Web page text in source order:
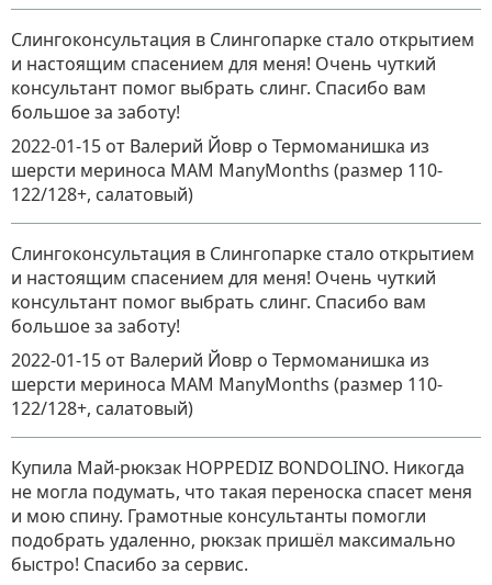
Слингоконсультация в Слингопарке стало открытием
и настоящим спасением для меня! Очень чуткий
консультант помог выбрать слинг. Спасибо вам
большое за заботу!
2022-01-15 от Валерий Йовр о Термоманишка из
шерсти мериноса MAM ManyMonths (размер 110-
122/128+, салатовый)
Слингоконсультация в Слингопарке стало открытием
и настоящим спасением для меня! Очень чуткий
консультант помог выбрать слинг. Спасибо вам
большое за заботу!
2022-01-15 от Валерий Йовр о Термоманишка из
шерсти мериноса MAM ManyMonths (размер 110-
122/128+, салатовый)
Купила Май-рюкзак HOPPEDIZ BONDOLINO. Никогда
не могла подумать, что такая переноска спасет меня
и мою спину. Грамотные консультанты помогли
подобрать удаленно, рюкзак пришёл максимально
быстро! Спасибо за сервис.